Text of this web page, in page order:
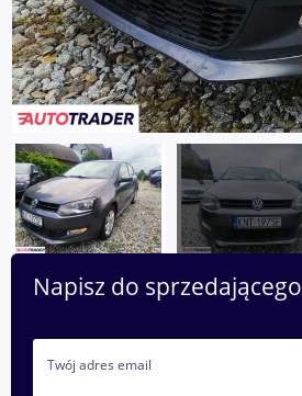
Napisz do sprzedającego
Twój adres email